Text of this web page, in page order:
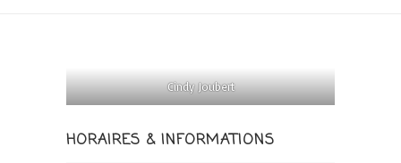
Cindy Joubert
HORAIRES & INFORMATIONS